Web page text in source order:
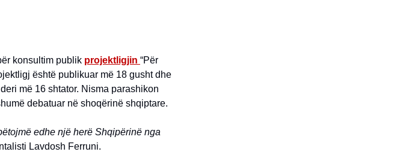
konsultim publik projektligjin “Për
është publikuar më 18 gusht dhe
më 16 shtator. Nisma parashikon
debatuar në shoqërinë shqiptare.
edhe një herë Shqipërinë nga
Lavdosh Ferruni.